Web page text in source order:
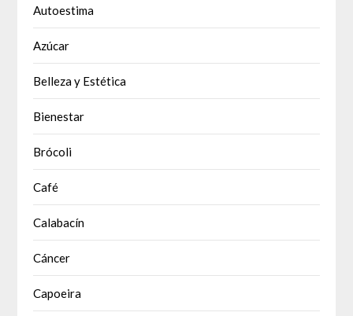
Autoestima
Azúcar
Belleza y Estética
Bienestar
Brócoli
Café
Calabacín
Cáncer
Capoeira